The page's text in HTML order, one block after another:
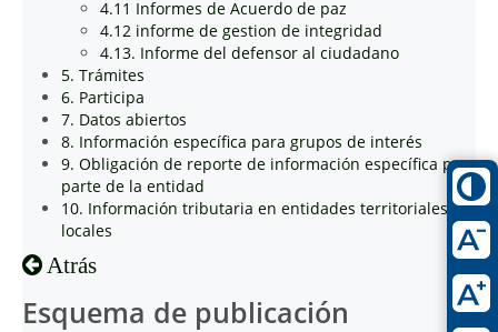
4.11 Informes de Acuerdo de paz
4.12 informe de gestion de integridad
4.13. Informe del defensor al ciudadano
5. Trámites
6. Participa
7. Datos abiertos
8. Información específica para grupos de interés
9. Obligación de reporte de información específica por
parte de la entidad
10. Información tributaria en entidades territoriales
locales
Atrás
Esquema de publicación